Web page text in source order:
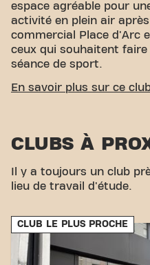
espace agréable pour
activité en plein air
commercial Place d'Arc
ceux qui souhaitent
séance de sport.
ACCESSIBILITÉ
transport :
Gare :La gare
minutes du gym.
connexions de
objectifs de fitness n'a
Venez au Basic-Fit
En savoir plus sur ce
CLUBS À
Il y a toujours un club
lieu de travail d'étude.
CLUB LE PLUS PROCHE